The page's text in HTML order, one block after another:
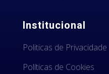
Institucional
Politicas de Privacidade
Políticas de Cookies